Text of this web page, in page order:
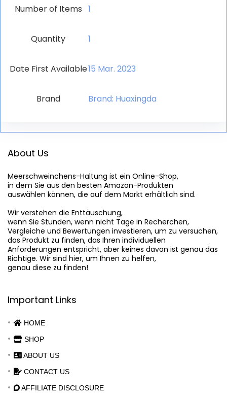
Number of Items ‎1
Quantity ‎1
Date First Available15 Mar. 2023
Brand Brand: Huaxingda
About Us
Meerschweinchens-Haltung ist ein Online-Shop,
in dem Sie aus den besten Amazon-Produkten
auswählen können, die auf dem Markt erhältlich sind.
Wir verstehen die Enttäuschung,
wenn Sie Stunden, wenn nicht Tage in Recherchen,
Vergleiche und Bewertungen investieren, um zu versuchen,
das Produkt zu finden, das Ihren individuellen
Anforderungen entspricht, aber keines davon ist genau das
Richtige. Wir sind hier, um Ihnen zu helfen,
genau diese zu finden!
Important Links
HOME
SHOP
ABOUT US
CONTACT US
AFFILIATE DISCLOSURE